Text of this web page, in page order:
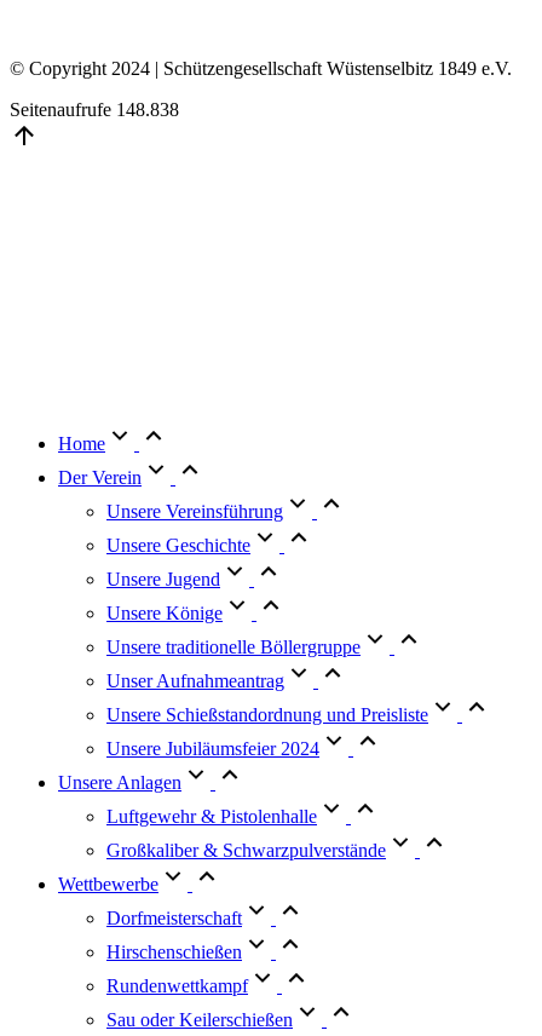
© Copyright 2024 | Schützengesellschaft Wüstenselbitz 1849 e.V.
Seitenaufrufe 148.838
Home
Der Verein
Unsere Vereinsführung
Unsere Geschichte
Unsere Jugend
Unsere Könige
Unsere traditionelle Böllergruppe
Unser Aufnahmeantrag
Unsere Schießstandordnung und Preisliste
Unsere Jubiläumsfeier 2024
Unsere Anlagen
Luftgewehr & Pistolenhalle
Großkaliber & Schwarzpulverstände
Wettbewerbe
Dorfmeisterschaft
Hirschenschießen
Rundenwettkampf
Sau oder Keilerschießen